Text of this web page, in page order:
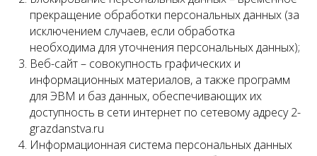
прекращение обработки персональных данных (за
исключением случаев, если обработка
необходима для уточнения персональных данных);
Веб-сайт – совокупность графических и
информационных материалов, а также программ
для ЭВМ и баз данных, обеспечивающих их
доступность в сети интернет по сетевому адресу 2-
grazdanstva.ru
Информационная система персональных данных